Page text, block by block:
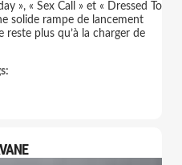
», « Sex Call » et « Dressed To
solide rampe de lancement
plus qu’à la charger de